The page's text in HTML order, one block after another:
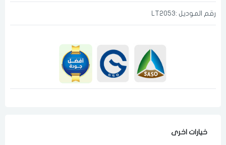
رقم الموديل :LT2053
خيارات اخرى
تذكرنى
الشروط والاحكاموسياسة الاستخدام
فى حالة تغيير المدينة قد تفقد بعض او كل المنتجات التي تم اضافتها